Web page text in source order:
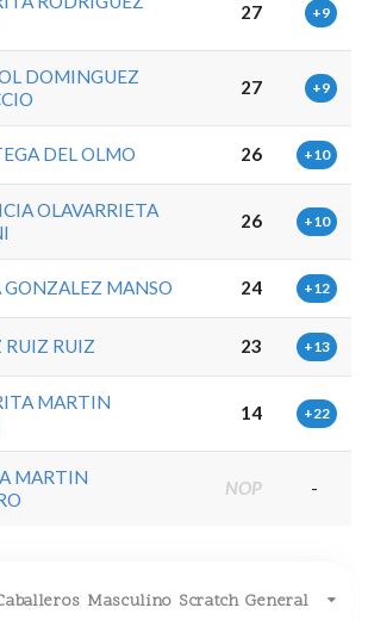
27 +9
DOMINGUEZ
27 +9
DEL OLMO 26 +10
OLAVARRIETA
26 +10
GONZALEZ MANSO 24 +12
RUIZ RUIZ 23 +13
MARTIN
14 +22
MARTIN
NOP -
Masculino Scratch General